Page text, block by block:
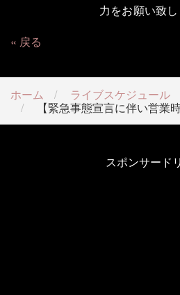
力をお願い致し
戻る
ホーム
ライブスケジュール
【緊急事態宣言に伴い営業
スポンサード